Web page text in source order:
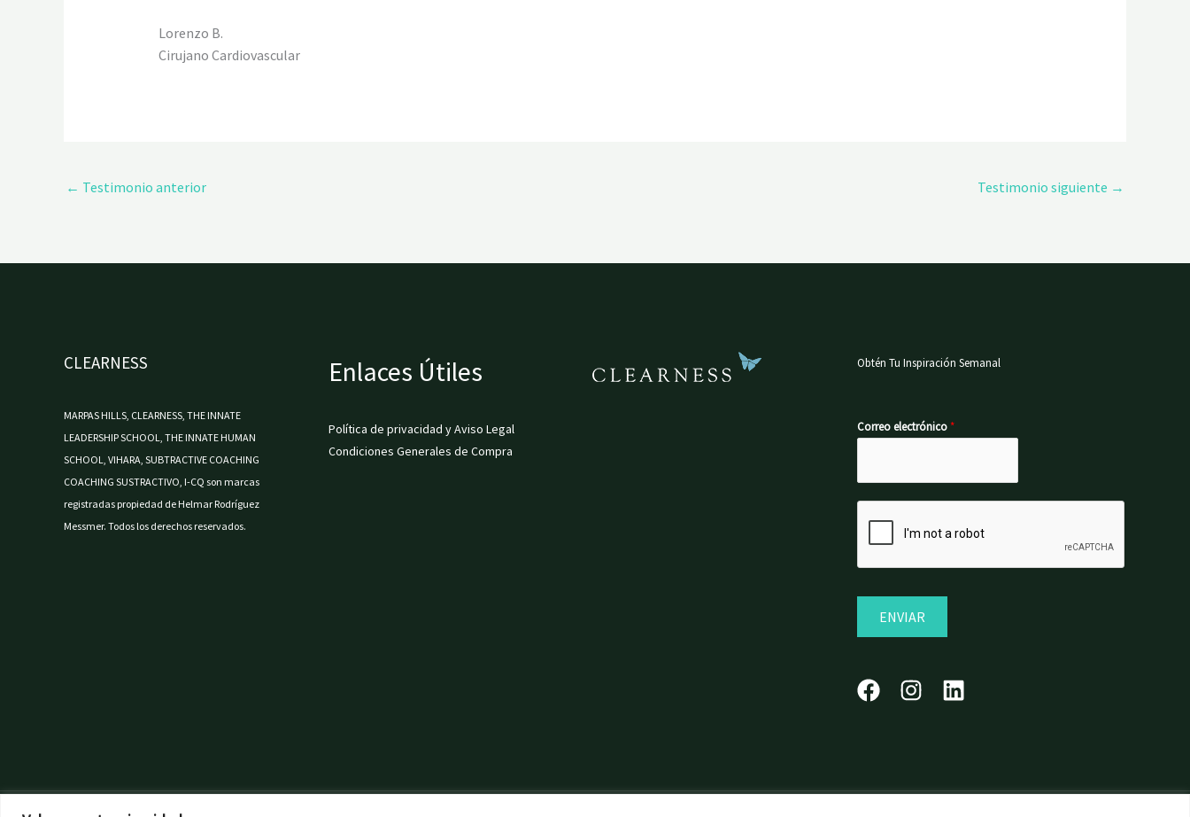
Lorenzo B.
Cirujano Cardiovascular
← Testimonio anterior Testimonio siguiente →
CLEARNESS
MARPAS HILLS, CLEARNESS, THE INNATE
LEADERSHIP SCHOOL, THE INNATE HUMAN
SCHOOL, VIHARA, SUBTRACTIVE COACHING
COACHING SUSTRACTIVO, I-CQ son marcas
registradas propiedad de Helmar Rodríguez
Messmer. Todos los derechos reservados.
Enlaces Útiles
Política de privacidad y Aviso Legal
Condiciones Generales de Compra
Obtén Tu Inspiración Semanal
Correo electrónico*
ENVIAR